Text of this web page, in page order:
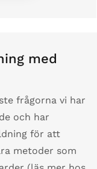
med
frågorna vi har
och har
för att
metoder som